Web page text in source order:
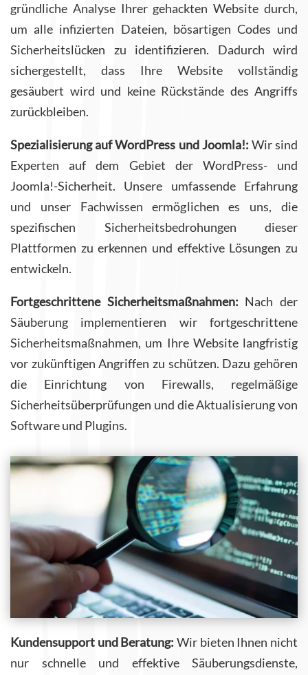
gründliche Analyse Ihrer gehackten Website durch,
um alle infizierten Dateien, bösartigen Codes und
Sicherheitslücken zu identifizieren. Dadurch wird
sichergestellt, dass Ihre Website vollständig
gesäubert wird und keine Rückstände des Angriffs
zurückbleiben.
Spezialisierung auf WordPress und Joomla!: Wir sind
Experten auf dem Gebiet der WordPress- und
Joomla!-Sicherheit. Unsere umfassende Erfahrung
und unser Fachwissen ermöglichen es uns, die
spezifischen Sicherheitsbedrohungen dieser
Plattformen zu erkennen und effektive Lösungen zu
entwickeln.
Fortgeschrittene Sicherheitsmaßnahmen: Nach der
Säuberung implementieren wir fortgeschrittene
Sicherheitsmaßnahmen, um Ihre Website langfristig
vor zukünftigen Angriffen zu schützen. Dazu gehören
die Einrichtung von Firewalls, regelmäßige
Sicherheitsüberprüfungen und die Aktualisierung von
Software und Plugins.
Kundensupport und Beratung: Wir bieten Ihnen nicht
nur schnelle und effektive Säuberungsdienste,